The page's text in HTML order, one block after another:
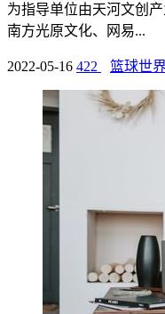
为指导单位由天河文创
南方光原文化、网易...
2022-05-16 422 篮球世